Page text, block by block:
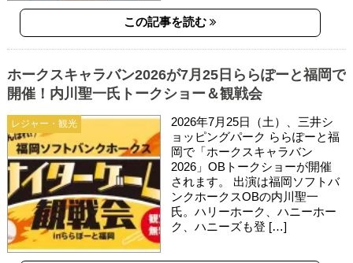
この記事を読む
レジャー・観光
ホークスキャラバン2026が7月25日ららぽーと福岡で
開催！内川聖一氏トークショー＆観戦会
2026年7月25日（土）、三井シ
ョッピングパーク ららぽーと福
岡で「ホークスキャラバン
2026」OBトークショーが開催
されます。 出演は福岡ソフトバ
ンクホークスOBの内川聖一
氏。ハリーホーク、ハニーホー
ク、ハニーズも登 […]